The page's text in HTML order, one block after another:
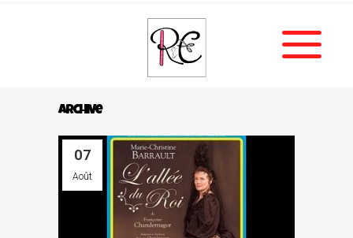
Archive
07
Août